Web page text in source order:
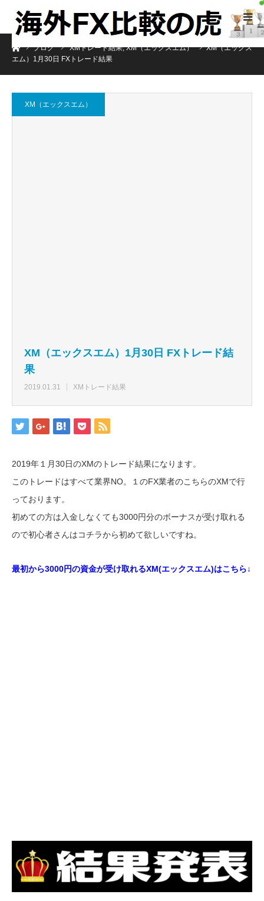
ホームブログ XMトレード結果, XM（エックスエム）
XM（エックス
エム）1月30日 FXトレード結果
XM（エックスエム）
XM（エックスエム）1月30日 FXトレード結
果
2019.01.31 XMトレード結果
2019年１月30日のXMのトレード結果になります。
このトレードはすべて業界NO。１のFX業者のこちらのXMで行
っております。
初めての方は入金しなくても3000円分のボーナスが受け取れる
ので初心者さんはコチラから初めて欲しいですね。
最初から3000円の資金が受け取れるXM(エックスエム)はこちら↓